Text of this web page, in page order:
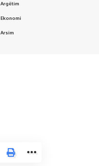
Argëtim
Ekonomi
Arsim